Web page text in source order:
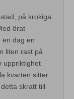
på krokiga
örat
en dag en
liten rast på
uppriktighet
kvarten sitter
skratt till